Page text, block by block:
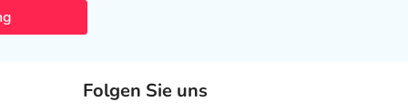
Folgen Sie uns